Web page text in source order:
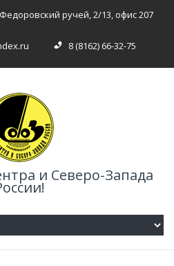
ручей, 2/13, офис 207
8 (8162) 66-32-75
и Северо-Запада